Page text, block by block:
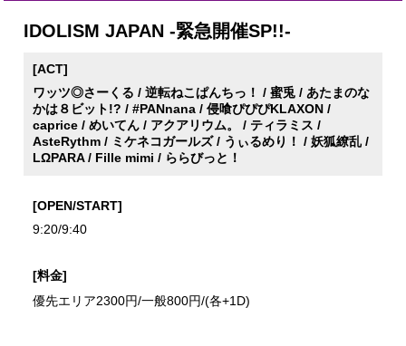
IDOLISM JAPAN -緊急開催SP!!-
[ACT]
ワッツ◎さーくる / 逆転ねこぱんちっ！ / 蜜兎 / あたまのな
かは８ビット!? / #PANnana / 侵喰ぴぴぴKLAXON /
caprice / めいてん / アクアリウム。 / ティラミス /
AsteRythm / ミケネコガールズ / うぃるめり！ / 妖狐繚乱 /
LΩPARA / Fille mimi / ららびっと！
[OPEN/START]
9:20/9:40
[料金]
優先エリア2300円/一般800円/(各+1D)